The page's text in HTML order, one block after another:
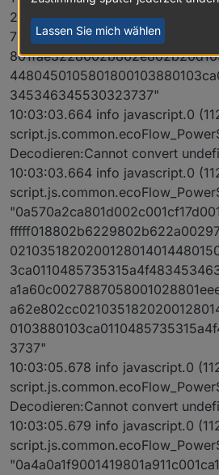
345346345530323737"
10:03:03.664 info javascript.0
Decodieren:Cannot convert
10:03:03.664 info javascript.0
3737"
10:03:05.678 info javascript.0
Decodieren:Cannot convert
10:03:05.679 info javascript.0
Lassen Sie mich wählen